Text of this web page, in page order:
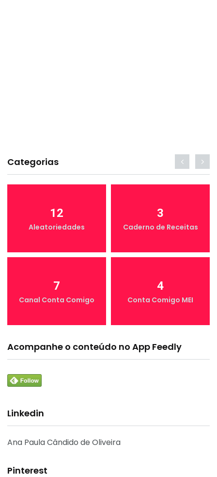
Categorias
12
Aleatoriedades
3
Caderno de Receitas
7
Canal Conta Comigo
4
Conta Comigo MEI
Acompanhe o conteúdo no App Feedly
Linkedin
Ana Paula Cândido de Oliveira
Pinterest